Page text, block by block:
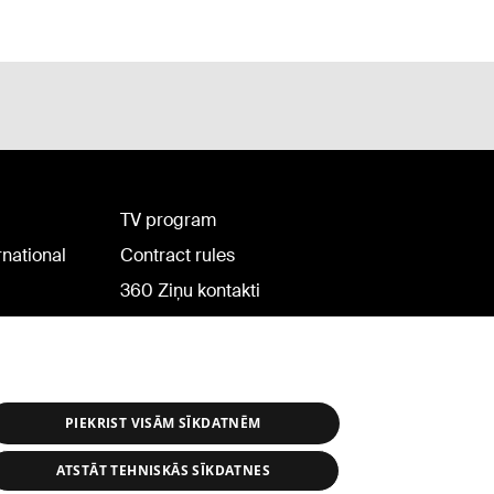
TV program
Contract rules
360 Ziņu kontakti
PIEKRIST VISĀM SĪKDATNĒM
ATSTĀT TEHNISKĀS SĪKDATNES